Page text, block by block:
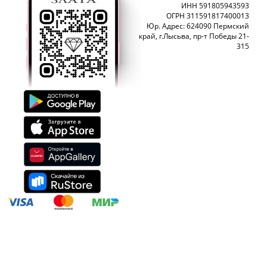
ИНН 591805943593
ОГРН 311591817400013
Юр. Адрес: 624090 Пермский
край, г.Лысьва, пр-т Победы 21-
315